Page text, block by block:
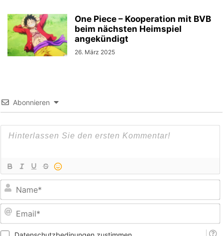
One Piece – Kooperation mit BVB
beim nächsten Heimspiel
angekündigt
26. März 2025
Abonnieren